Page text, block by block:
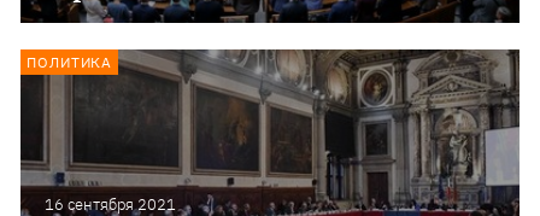
16 сентября 2021
ПОЛИТИКА